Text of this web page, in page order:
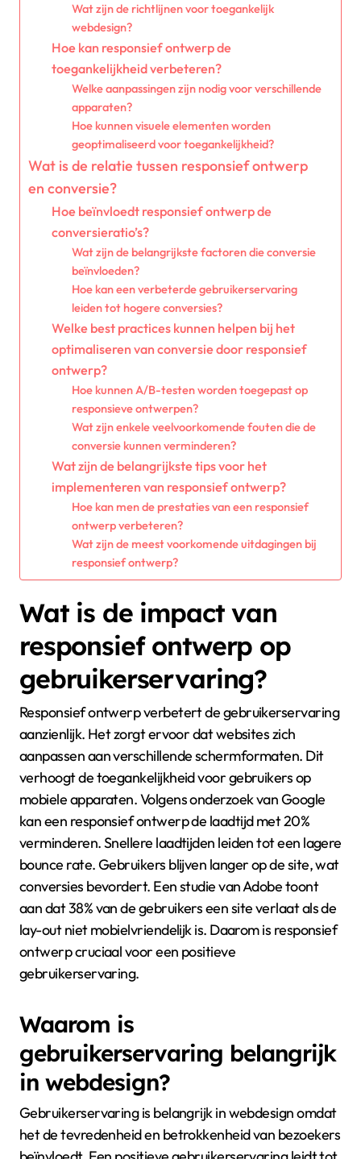
Wat zijn de richtlijnen voor toegankelijk
webdesign?
Hoe kan responsief ontwerp de
toegankelijkheid verbeteren?
Welke aanpassingen zijn nodig voor verschillende
apparaten?
Hoe kunnen visuele elementen worden
geoptimaliseerd voor toegankelijkheid?
Wat is de relatie tussen responsief ontwerp
en conversie?
Hoe beïnvloedt responsief ontwerp de
conversieratio’s?
Wat zijn de belangrijkste factoren die conversie
beïnvloeden?
Hoe kan een verbeterde gebruikerservaring
leiden tot hogere conversies?
Welke best practices kunnen helpen bij het
optimaliseren van conversie door responsief
ontwerp?
Hoe kunnen A/B-testen worden toegepast op
responsieve ontwerpen?
Wat zijn enkele veelvoorkomende fouten die de
conversie kunnen verminderen?
Wat zijn de belangrijkste tips voor het
implementeren van responsief ontwerp?
Hoe kan men de prestaties van een responsief
ontwerp verbeteren?
Wat zijn de meest voorkomende uitdagingen bij
responsief ontwerp?
Wat is de impact van
responsief ontwerp op
gebruikerservaring?
Responsief ontwerp verbetert de gebruikerservaring
aanzienlijk. Het zorgt ervoor dat websites zich
aanpassen aan verschillende schermformaten. Dit
verhoogt de toegankelijkheid voor gebruikers op
mobiele apparaten. Volgens onderzoek van Google
kan een responsief ontwerp de laadtijd met 20%
verminderen. Snellere laadtijden leiden tot een lagere
bounce rate. Gebruikers blijven langer op de site, wat
conversies bevordert. Een studie van Adobe toont
aan dat 38% van de gebruikers een site verlaat als de
lay-out niet mobielvriendelijk is. Daarom is responsief
ontwerp cruciaal voor een positieve
gebruikerservaring.
Waarom is
gebruikerservaring belangrijk
in webdesign?
Gebruikerservaring is belangrijk in webdesign omdat
het de tevredenheid en betrokkenheid van bezoekers